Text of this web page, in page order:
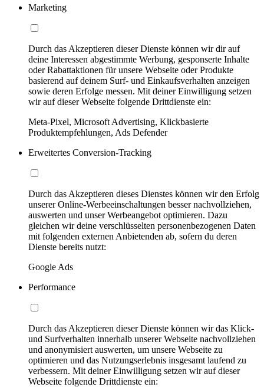
Marketing
Durch das Akzeptieren dieser Dienste können wir dir auf
deine Interessen abgestimmte Werbung, gesponserte Inhalte
oder Rabattaktionen für unsere Webseite oder Produkte
basierend auf deinem Surf- und Einkaufsverhalten anzeigen
sowie deren Erfolge messen. Mit deiner Einwilligung setzen
wir auf dieser Webseite folgende Drittdienste ein:
Meta-Pixel, Microsoft Advertising, Klickbasierte
Produktempfehlungen, Ads Defender
Erweitertes Conversion-Tracking
Durch das Akzeptieren dieses Dienstes können wir den Erfolg
unserer Online-Werbeeinschaltungen besser nachvollziehen,
auswerten und unser Werbeangebot optimieren. Dazu
gleichen wir deine verschlüsselten personenbezogenen Daten
mit folgenden externen Anbietenden ab, sofern du deren
Dienste bereits nutzt:
Google Ads
Performance
Durch das Akzeptieren dieser Dienste können wir das Klick-
und Surfverhalten innerhalb unserer Webseite nachvollziehen
und anonymisiert auswerten, um unsere Webseite zu
optimieren und das Nutzungserlebnis insgesamt laufend zu
verbessern. Mit deiner Einwilligung setzen wir auf dieser
Webseite folgende Drittdienste ein: